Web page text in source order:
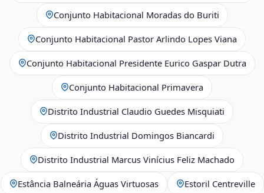
Conjunto Habitacional Moradas do Buriti
Conjunto Habitacional Pastor Arlindo Lopes Viana
Conjunto Habitacional Presidente Eurico Gaspar Dutra
Conjunto Habitacional Primavera
Distrito Industrial Claudio Guedes Misquiati
Distrito Industrial Domingos Biancardi
Distrito Industrial Marcus Vinícius Feliz Machado
Estância Balneária Águas Virtuosas Estoril Centreville